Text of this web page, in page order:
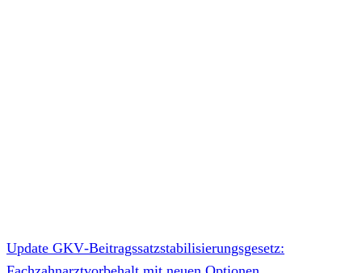
Update GKV‑Beitragssatzstabilisierungsgesetz: